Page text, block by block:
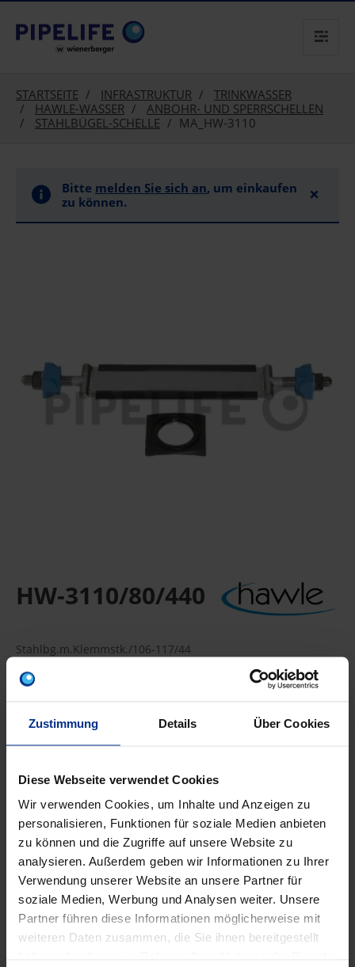
Zustimmung Details Über Cookies
Diese Webseite verwendet Cookies
Wir verwenden Cookies, um Inhalte und Anzeigen zu
personalisieren, Funktionen für soziale Medien anbieten
zu können und die Zugriffe auf unsere Website zu
analysieren. Außerdem geben wir Informationen zu Ihrer
Verwendung unserer Website an unsere Partner für
soziale Medien, Werbung und Analysen weiter. Unsere
Partner führen diese Informationen möglicherweise mit
weiteren Daten zusammen, die Sie ihnen bereitgestellt
text.skipToContent
text.skipToNavigation
STARTSEITE INFRASTRUKTUR
TRINKWASSER
HAWLE-WASSER
ANBOHR- UND SPERRSCHELLEN
STAHLBÜGEL-SCHELLE
MA_HW-3110
Bitte melden Sie sich an, um einkaufen
zu können.
×
HW-3110/80/440
Stahlbg.m.Klemmstk./106-117/44
Inklusive Haltestücken, Beilagscheiben, Muttern
MINUS PLUS
Min.: 1 Stück
78,70 €
pro 1 Stück (exkl. Mwst.)
AAJ
Code